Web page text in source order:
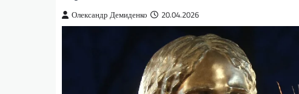
Олександр Демиденко 20.04.2026